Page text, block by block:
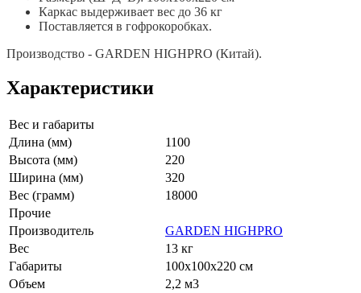
Каркас выдерживает вес до 36 кг
Поставляется в гофрокоробках.
Производство - GARDEN HIGHPRO (Китай).
Характеристики
Вес и габариты
Длина (мм)
1100
Высота (мм)
220
Ширина (мм)
320
Вес (грамм)
18000
Прочие
Производитель
GARDEN HIGHPRO
Вес
13 кг
Габариты
100х100х220 см
Объем
2,2 м3